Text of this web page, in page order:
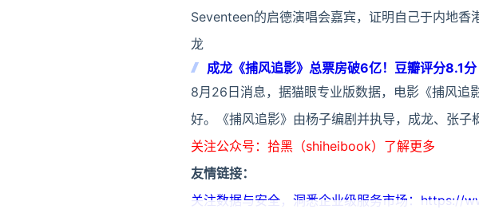
Seventeen的启德演唱会嘉宾，证明自己于内地
龙
成龙《捕风追影》总票房破6亿！豆瓣评分8.1分
8月26日消息，据猫眼专业版数据，电影《捕风追
好。《捕风追影》由杨子编剧并执导，成龙、张子
关注公众号：拾黑（shiheibook）了解更多
友情链接：
关注数据与安全，洞悉企业级服务市场：https://